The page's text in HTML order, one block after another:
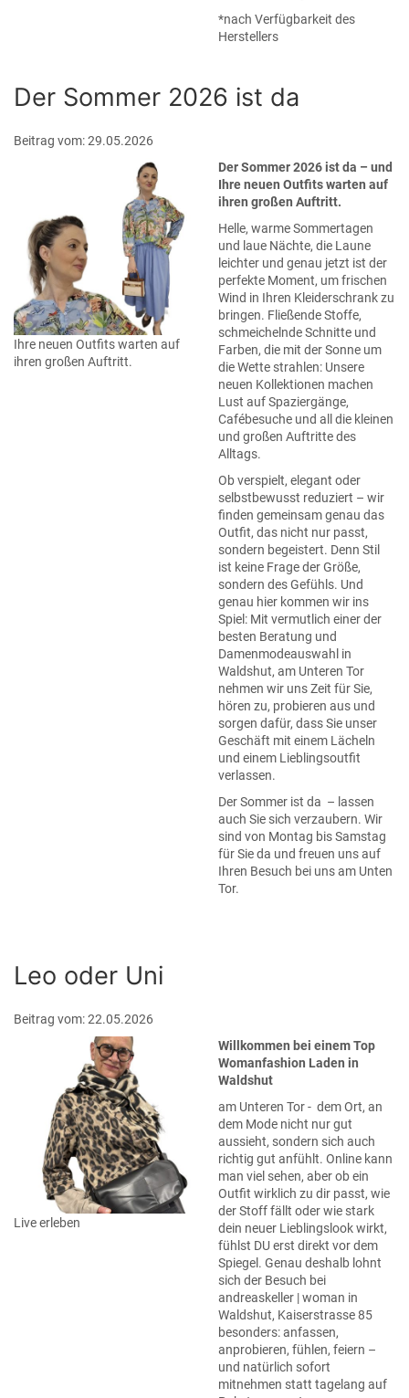
*nach Verfügbarkeit des
Herstellers
Der Sommer 2026 ist da
Beitrag vom: 29.05.2026
Ihre neuen Outfits warten auf
ihren großen Auftritt.
Der Sommer 2026 ist da – und
Ihre neuen Outfits warten auf
ihren großen Auftritt.
Helle, warme Sommertagen
und laue Nächte, die Laune
leichter und genau jetzt ist der
perfekte Moment, um frischen
Wind in Ihren Kleiderschrank zu
bringen. Fließende Stoffe,
schmeichelnde Schnitte und
Farben, die mit der Sonne um
die Wette strahlen: Unsere
neuen Kollektionen machen
Lust auf Spaziergänge,
Cafébesuche und all die kleinen
und großen Auftritte des
Alltags.
Ob verspielt, elegant oder
selbstbewusst reduziert – wir
finden gemeinsam genau das
Outfit, das nicht nur passt,
sondern begeistert. Denn Stil
ist keine Frage der Größe,
sondern des Gefühls. Und
genau hier kommen wir ins
Spiel: Mit vermutlich einer der
besten Beratung und
Damenmodeauswahl in
Waldshut, am Unteren Tor
nehmen wir uns Zeit für Sie,
hören zu, probieren aus und
sorgen dafür, dass Sie unser
Geschäft mit einem Lächeln
und einem Lieblingsoutfit
verlassen.
Der Sommer ist da – lassen
auch Sie sich verzaubern. Wir
sind von Montag bis Samstag
für Sie da und freuen uns auf
Ihren Besuch bei uns am Unten
Tor.
Leo oder Uni
Beitrag vom: 22.05.2026
Live erleben
Willkommen bei einem Top
Womanfashion Laden in
Waldshut
am Unteren Tor - dem Ort, an
dem Mode nicht nur gut
aussieht, sondern sich auch
richtig gut anfühlt. Online kann
man viel sehen, aber ob ein
Outfit wirklich zu dir passt, wie
der Stoff fällt oder wie stark
dein neuer Lieblingslook wirkt,
fühlst DU erst direkt vor dem
Spiegel. Genau deshalb lohnt
sich der Besuch bei
andreaskeller | woman in
Waldshut, Kaiserstrasse 85
besonders: anfassen,
anprobieren, fühlen, feiern –
und natürlich sofort
mitnehmen statt tagelang auf